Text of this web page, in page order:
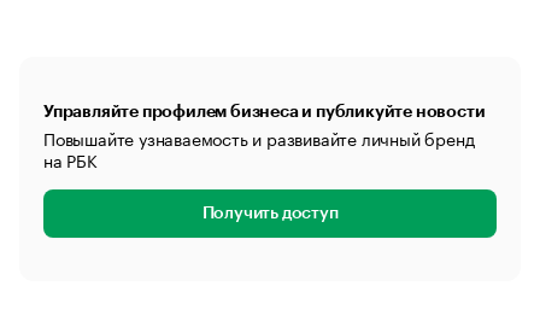
Управляйте профилем бизнеса и публикуйте новости
Повышайте узнаваемость и развивайте личный бренд
на РБК
Получить доступ